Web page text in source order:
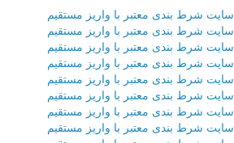
سایت شرط بندی معتبر با واریز مستقیم
سایت شرط بندی معتبر با واریز مستقیم
سایت شرط بندی معتبر با واریز مستقیم
سایت شرط بندی معتبر با واریز مستقیم
سایت شرط بندی معتبر با واریز مستقیم
سایت شرط بندی معتبر با واریز مستقیم
سایت شرط بندی معتبر با واریز مستقیم
سایت شرط بندی معتبر با واریز مستقیم